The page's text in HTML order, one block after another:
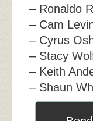
– Ronaldo
– Cam
– Cyrus
– Stacy
– Keith
– Shaun